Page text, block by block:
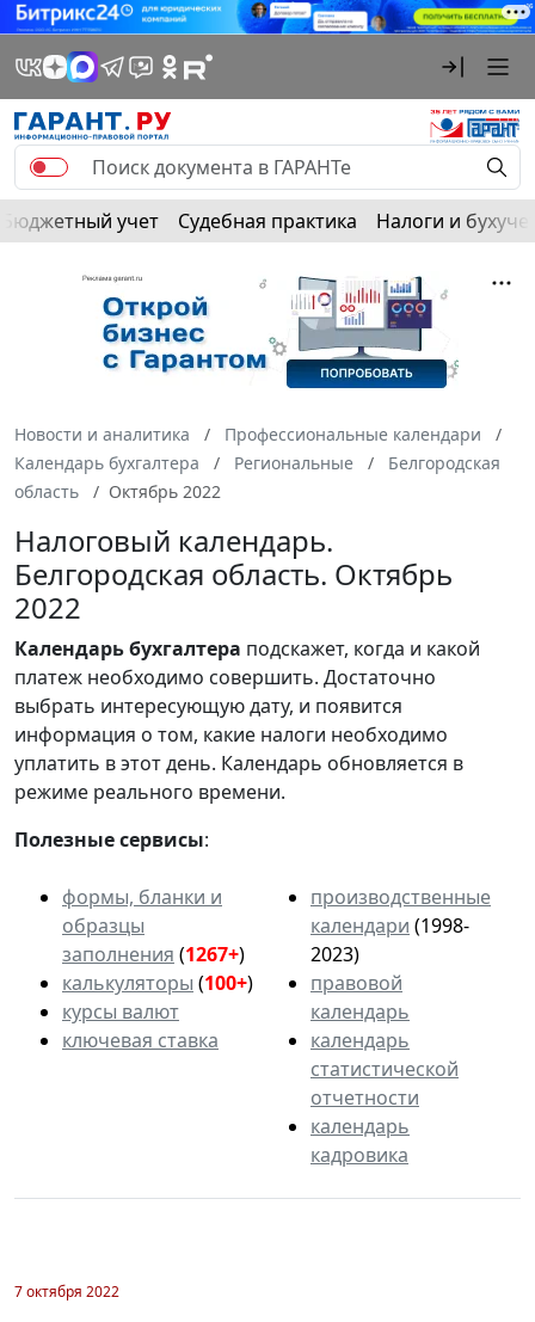
Бюджетный учет Судебная практика Налоги и
Новости и аналитика
Профессиональные календари
Календарь бухгалтера
Региональные
Белгородская
область
Октябрь 2022
Налоговый календарь.
Белгородская область. Октябрь
2022
Календарьбухгалтера подскажет, когда и какой
платеж необходимо совершить. Достаточно
выбрать интересующую дату, и появится
информация о том, какие налоги необходимо
уплатить в этот день. Календарь обновляется в
режиме реального времени.
Полезные сервисы:
формы, бланки и
образцы
заполнения (1267+)
калькуляторы (100+)
курсы валют
ключевая ставка
производственные
календари (1998-
2023)
правовой
календарь
календарь
статистической
отчетности
календарь
кадровика
7 октября 2022